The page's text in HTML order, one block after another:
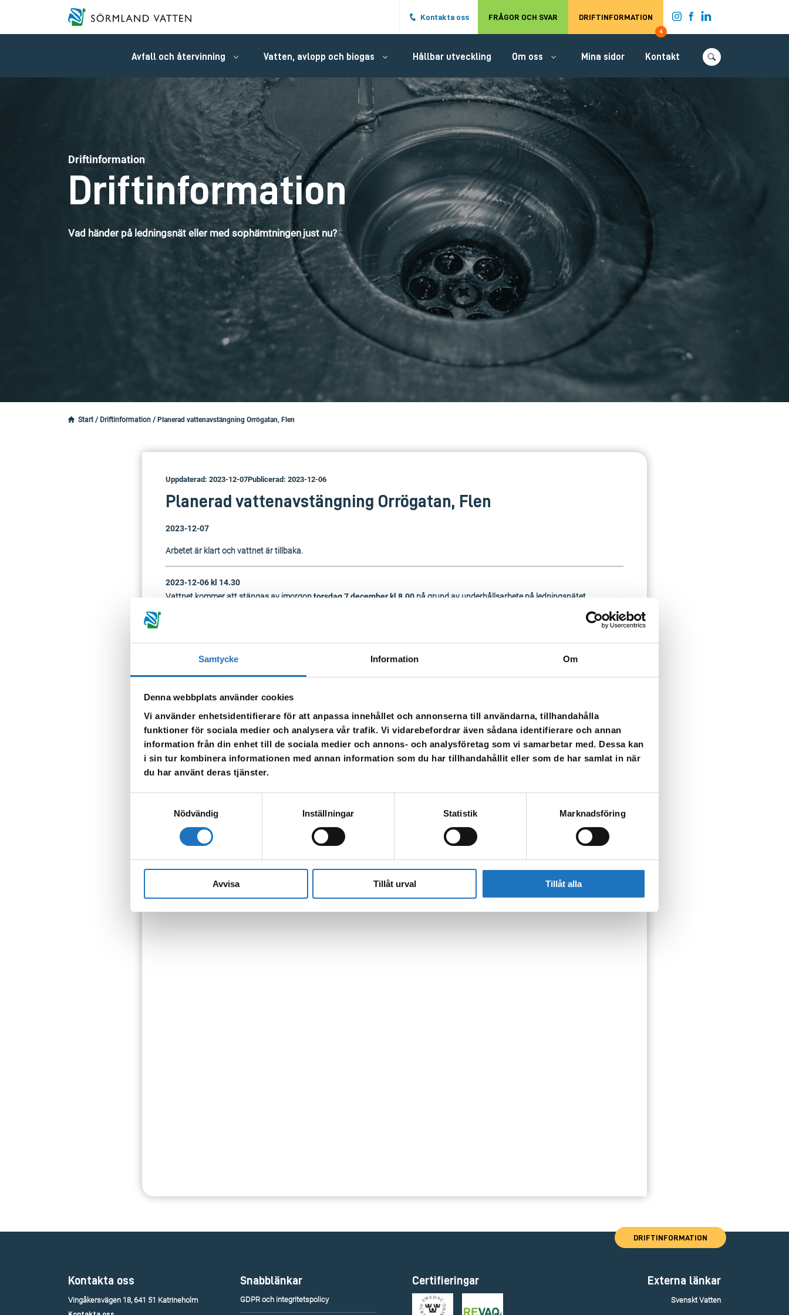
Samtycke Information Om
Denna webbplats använder cookies
Vi använder enhetsidentifierare för att anpassa innehållet och annonserna till användarna, tillhandahålla
funktioner för sociala medier och analysera vår trafik. Vi vidarebefordrar även sådana identifierare och annan
information från din enhet till de sociala medier och annons- och analysföretag som vi samarbetar med. Dessa kan
i sin tur kombinera informationen med annan information som du har tillhandahållit eller som de har samlat in när
du har använt deras tjänster.
Nödvändig
Inställningar Statistik Marknadsföring
Avvisa Tillåt urval Tillåt alla
Hoppa till det huvudsakliga innehållet.
Kontakta oss FRÅGOR OCH SVAR DRIFTINFORMATION
4
Avfall och återvinning Vatten, avlopp och biogas Hållbar utveckling Om oss Mina sidor Kontakt
Driftinformation
Driftinformation
Vad händer på ledningsnät eller med sophämtningen just nu?
Start / Driftinformation / Planerad vattenavstängning Orrögatan, Flen
Uppdaterad: 2023-12-07Publicerad: 2023-12-06
Planerad vattenavstängning Orrögatan, Flen
2023-12-07
Arbetet är klart och vattnet är tillbaka.
2023-12-06 kl 14.30
Vattnet kommer att stängas av imorgontorsdag 7 december kl 8.00 på grund av underhållsarbete på ledningsnätet.
Orrögatan, nr. 12, 16, 17, 18, 19, 20, 21
Orröhöjden, nr. 1, 3
Tappa gärna upp vatten för eget behov. När vattnet släpps på igen kan det vara missfärgat – spola då i kranen tills vattnet blir
klart igen.
TILLBAKA
Anmäl dig till vår sms-tjänst.
som fastighetsägare.
DRIFTINFORMATION
Kontakta oss
Vingåkersvägen 18, 641 51 Katrineholm
Snabblänkar
GDPR och integritetspolicy
Certifieringar Externa länkar
Svenskt Vatten